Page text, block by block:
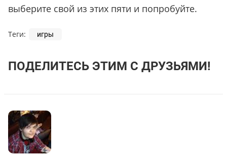
выберите свой из этих пяти и попробуйте.
Теги: игры
ПОДЕЛИТЕСЬ ЭТИМ С ДРУЗЬЯМИ!